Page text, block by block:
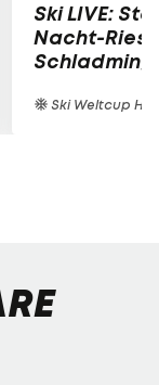
Ski LIVE:
Nacht-
Schladming
Ski Weltcup